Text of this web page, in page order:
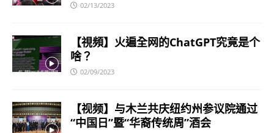
02/13/2023
【視頻】火遍全网的ChatGPT究竟是个
啥？
02/09/2023
【视频】与木兰共庆纽约州参议院通过
“中国日”暨“华裔传统周”酒会